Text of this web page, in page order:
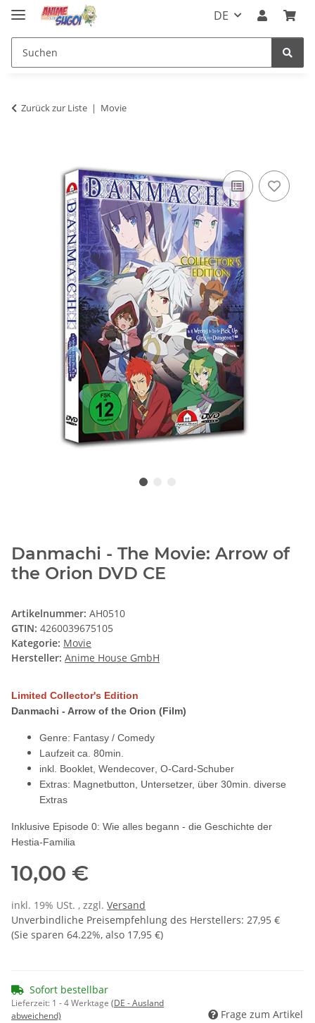
DE
Zurück zur Liste Movie
Danmachi - The Movie: Arrow of
the Orion DVD CE
Artikelnummer: AH0510
GTIN: 4260039675105
Kategorie: Movie
Hersteller: Anime House GmbH
Limited Collector's Edition
Danmachi - Arrow of the Orion (Film)
Genre: Fantasy / Comedy
Laufzeit ca. 80min.
inkl. Booklet, Wendecover , O-Card-Schuber
Extras: Magnetbutton, Untersetzer, über 30min. diverse
Extras
Inklusive Episode 0: Wie alles begann - die Geschichte der
Hestia-Familia
10,00 €
inkl. 19% USt. , zzgl. Versand
Unverbindliche Preisempfehlung des Herstellers: 27,95 €
(Sie sparen 64.22%, also 17,95 €)
Sofort bestellbar
Lieferzeit: 1 - 4 Werktage (DE - Ausland
abweichend)
Frage zum Artikel